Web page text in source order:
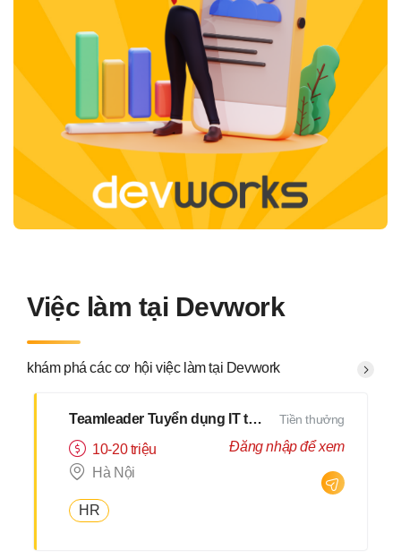
Việc làm tại Devwork
khám phá các cơ hội việc làm tại Devwork
Teamleader Tuyển dụng IT thị trường Nhật
10-20 triệu
Hà Nội
HR
Tiền thưởng
Đăng nhập để xem